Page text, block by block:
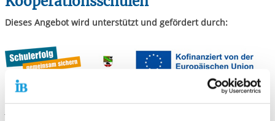
Dieses Angebot wird unterstützt und gefördert durch: